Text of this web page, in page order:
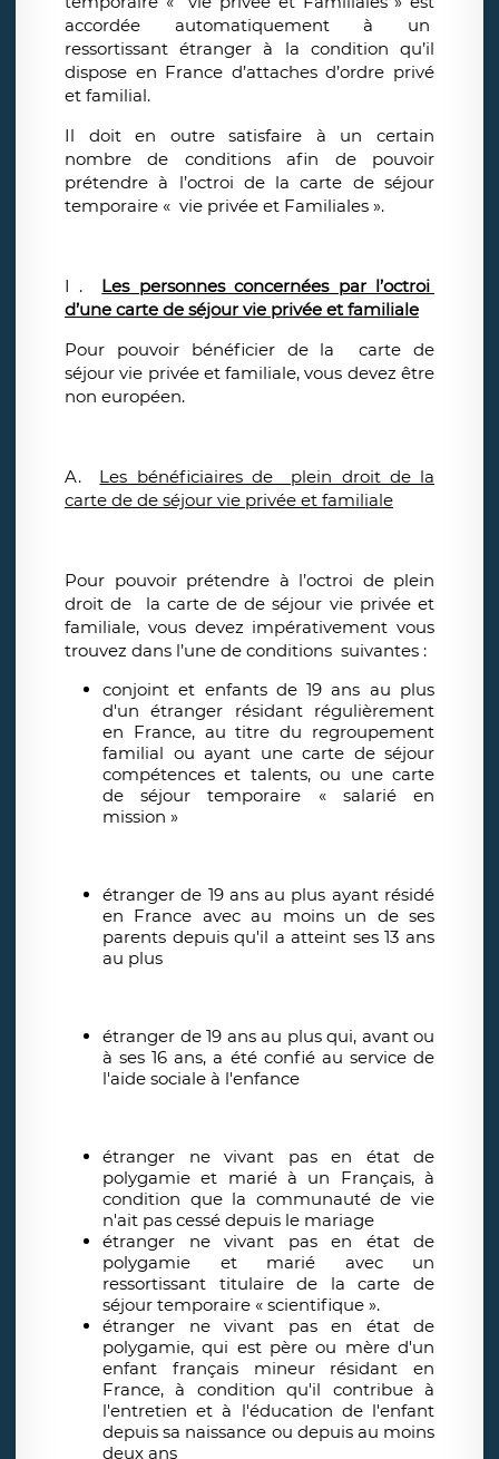
accordée automatiquement à un
ressortissant étranger à la condition qu’il
dispose en France d’attaches d’ordre privé
et familial.
Il doit en outre satisfaire à un certain
nombre de conditions afin de pouvoir
prétendre à l’octroi de la carte de séjour
temporaire « vie privée et Familiales ».
I . Les personnes concernées par l’octroi
d’une carte de séjour vie privée et familiale
Pour pouvoir bénéficier de la carte de
séjour vie privée et familiale, vous devez être
non européen.
A. Les bénéficiaires de plein droit de la
carte de de séjour vie privée et familiale
Pour pouvoir prétendre à l’octroi de plein
droit de la carte de de séjour vie privée et
familiale, vous devez impérativement vous
trouvez dans l’une de conditions suivantes :
conjoint et enfants de 19 ans au plus
d'un étranger résidant régulièrement
en France, au titre du regroupement
familial ou ayant une carte de séjour
compétences et talents, ou une carte
de séjour temporaire « salarié en
mission »
étranger de 19 ans au plus ayant résidé
en France avec au moins un de ses
parents depuis qu'il a atteint ses 13 ans
au plus
étranger de 19 ans au plus qui, avant ou
à ses 16 ans, a été confié au service de
l'aide sociale à l'enfance
étranger ne vivant pas en état de
polygamie et marié à un Français, à
condition que la communauté de vie
n'ait pas cessé depuis le mariage
étranger ne vivant pas en état de
polygamie et marié avec un
ressortissant titulaire de la carte de
séjour temporaire « scientifique ».
étranger ne vivant pas en état de
polygamie, qui est père ou mère d'un
enfant français mineur résidant en
France, à condition qu'il contribue à
l'entretien et à l'éducation de l'enfant
depuis sa naissance ou depuis au moins
deux ans